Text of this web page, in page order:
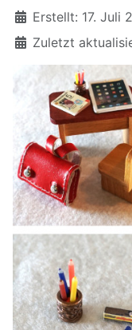
Erstellt: 17. Juli
Zuletzt